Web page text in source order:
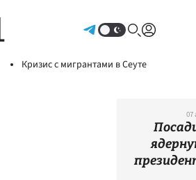
Кризис с мигрантами в Сеуте
07